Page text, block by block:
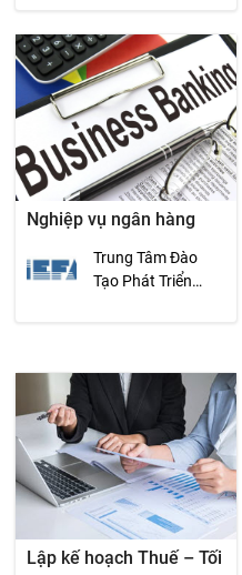
Nghiệp vụ ngân hàng
Trung Tâm Đào
Tạo Phát Triển
Lập kế hoạch Thuế – Tối